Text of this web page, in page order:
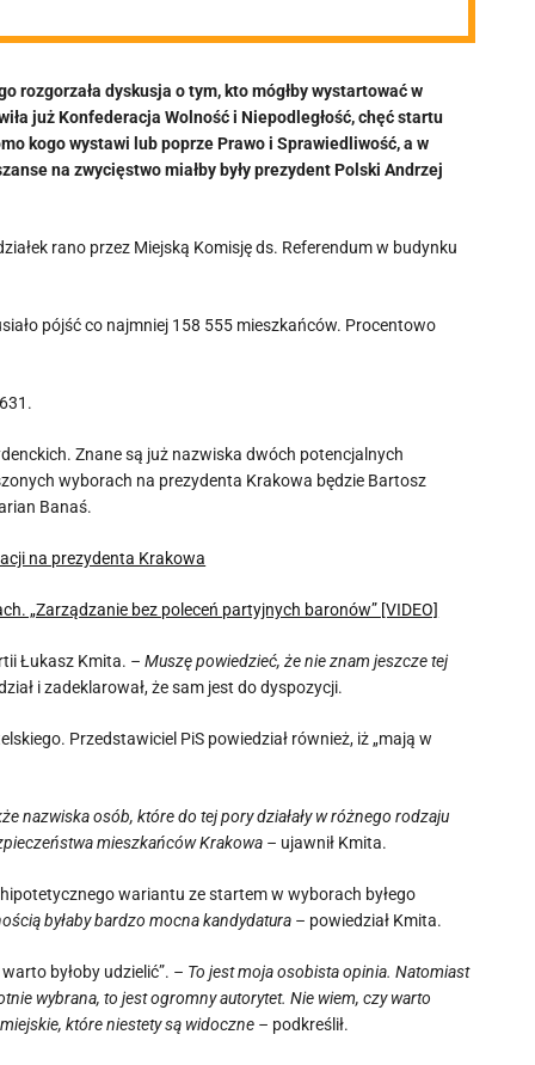
rozgorzała dyskusja o tym, kto mógłby wystartować w
już Konfederacja Wolność i Niepodległość, chęć startu
kogo wystawi lub poprze Prawo i Sprawiedliwość, a w
na zwycięstwo miałby były prezydent Polski Andrzej
rano przez Miejską Komisję ds. Referendum w budynku
pójść co najmniej 158 555 mieszkańców. Procentowo
Znane są już nazwiska dwóch potencjalnych
wyborach na prezydenta Krakowa będzie Bartosz
Banaś.
na prezydenta Krakowa
„Zarządzanie bez poleceń partyjnych baronów” [VIDEO]
Łukasz Kmita. – Muszę powiedzieć, że nie znam jeszcze tej
i zadeklarował, że sam jest do dyspozycji.
Przedstawiciel PiS powiedział również, iż „mają w
nazwiska osób, które do tej pory działały w różnego rodzaju
mieszkańców Krakowa – ujawnił Kmita.
wariantu ze startem w wyborach byłego
byłaby bardzo mocna kandydatura – powiedział Kmita.
byłoby udzielić”. – To jest moja osobista opinia. Natomiast
wybrana, to jest ogromny autorytet. Nie wiem, czy warto
które niestety są widoczne – podkreślił.